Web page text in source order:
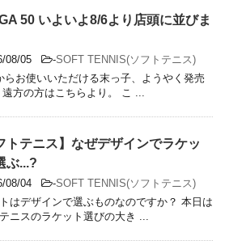
50 いよいよ8/6より店頭に並びま
08/05 -SOFT TENNIS(ソフトテニス)
らお使いいただける末っ子、ようやく発売
方の方はこちらより。 こ ...
トテニス】なぜデザインでラケッ
ぶ...?
08/04 -SOFT TENNIS(ソフトテニス)
はデザインで選ぶものなのですか？ 本日は
ニスのラケット選びの大き ...